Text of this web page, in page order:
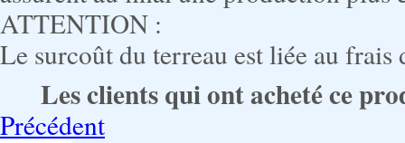
ATTENTION :
Le surcoût du terreau est liée au frais
Les clients qui ont acheté ce
Précédent